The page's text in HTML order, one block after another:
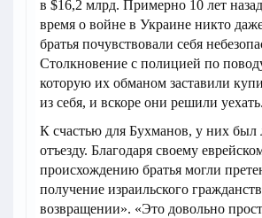
в $16,2 млрд. Примерно 10 лет
время о войне в Украине никто
братья почувствовали себя
Столкновение с полицией по
которую их обманом заставили
из себя, и вскоре они решили уехать.
К счастью для Бухманов, у них был
отъезду. Благодаря своему
происхождению братья могли
получение израильского
возвращении». «Это довольно